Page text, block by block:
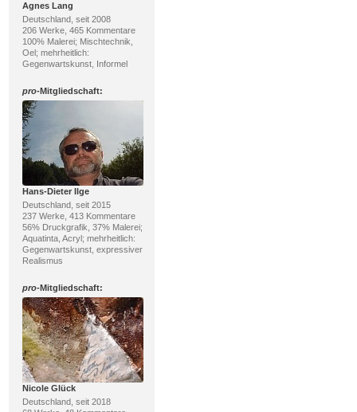
Agnes Lang
Deutschland, seit 2008
206 Werke, 465 Kommentare
100% Malerei; Mischtechnik,
Oel; mehrheitlich:
Gegenwartskunst, Informel
pro-Mitgliedschaft:
Hans-Dieter Ilge
Deutschland, seit 2015
237 Werke, 413 Kommentare
56% Druckgrafik, 37% Malerei;
Aquatinta, Acryl; mehrheitlich:
Gegenwartskunst, expressiver
Realismus
pro-Mitgliedschaft:
Nicole Glück
Deutschland, seit 2018